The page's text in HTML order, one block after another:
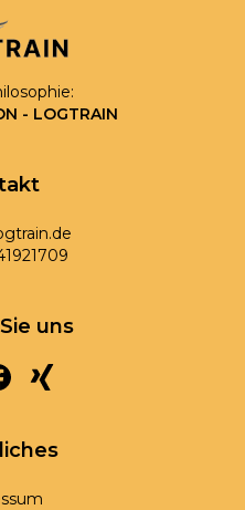
- LOGTRAIN
uns